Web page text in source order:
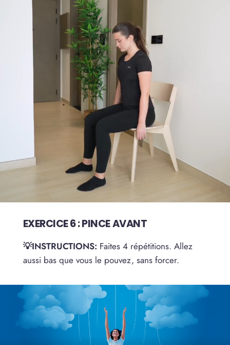
EXERCICE 6 : PINCE AVANT
💡INSTRUCTIONS: Faites 4 répétitions. Allez
aussi bas que vous le pouvez, sans forcer.